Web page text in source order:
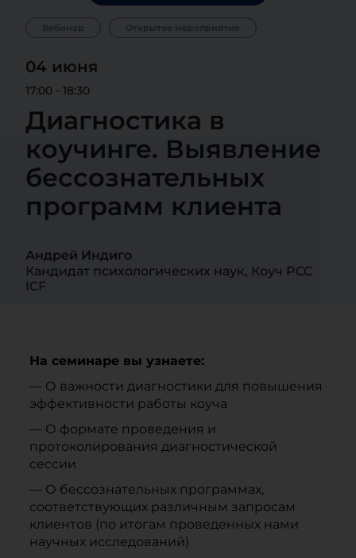
Вебинар Открытое мероприятие
04 июня
17:00 - 18:30
Диагностика в
коучинге. Выявление
бессознательных
программ клиента
Андрей Индиго
Кандидат психологических наук, Коуч PCC
ICF
На семинаре вы узнаете:
— О важности диагностики для повышения
эффективности работы коуча
— О формате проведения и
протоколирования диагностической
сессии
— О бессознательных программах,
соответствующих различным запросам
клиентов (по итогам проведенных нами
научных исследований)